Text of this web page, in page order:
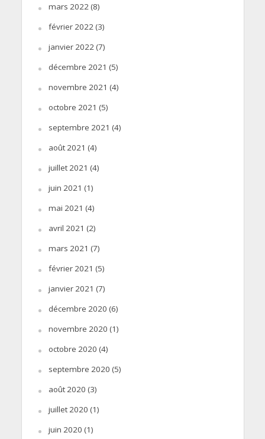
mars 2022(8)
février 2022(3)
janvier 2022(7)
décembre 2021 (5)
novembre 2021 (4)
octobre 2021 (5)
septembre 2021 (4)
août 2021 (4)
juillet 2021 (4)
juin 2021 (1)
mai 2021 (4)
avril 2021 (2)
mars 2021 (7)
février 2021 (5)
janvier 2021 (7)
décembre 2020 (6)
novembre 2020 (1)
octobre 2020 (4)
septembre 2020 (5)
août 2020 (3)
juillet 2020 (1)
juin 2020 (1)